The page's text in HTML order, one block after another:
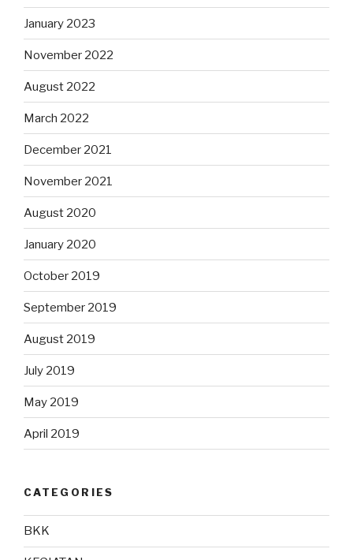
January 2023
November 2022
August 2022
March 2022
December 2021
November 2021
August 2020
January 2020
October 2019
September 2019
August 2019
July 2019
May 2019
April 2019
CATEGORIES
BKK